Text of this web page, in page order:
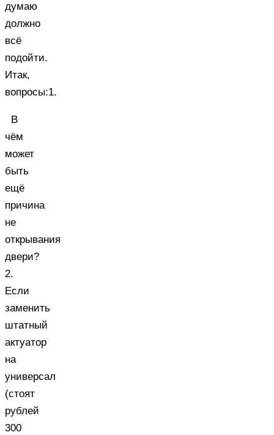
думаю
должно
всё
подойти.
Итак,
вопросы:1.
В
чём
может
быть
ещё
причина
не
открывания
двери?
2.
Если
заменить
штатный
актуатор
на
универсал
(стоят
рублей
300